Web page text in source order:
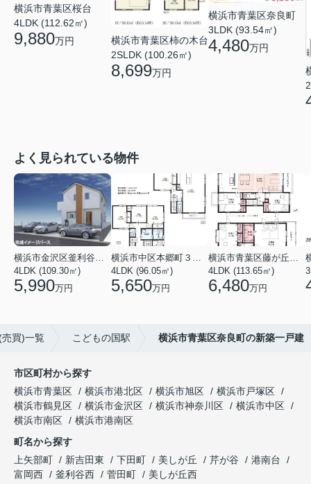
横浜市青葉区桜台
4LDK (112.62㎡)
9,880万円
横浜市青葉区柿の木台
2SLDK (100.26㎡)
8,699万円
横浜市青葉区奈良町
3LDK (93.54㎡)
4,480万円
よく見られている物件
横浜市金沢区釜利谷東４丁目
4LDK (109.30㎡)
5,990万円
横浜市中区本郷町３丁目
4LDK (96.05㎡)
5,650万円
横浜市青葉区藤が丘１丁目
4LDK (113.65㎡)
6,480万円
買)一覧 こどもの国駅 横浜市青葉区奈良町の新築一戸建
市区町村から探す
横浜市青葉区
横浜市港北区 横浜市旭区
横浜市戸塚区
横浜市鶴見区
横浜市金沢区 横浜市神奈川区
横浜市中区
横浜市南区
横浜市港南区
町名から探す
上矢部町
新吉田東 下田町 美しが丘 芹が谷
港南台
富岡西
釜利谷西 菅田町
美しが丘西